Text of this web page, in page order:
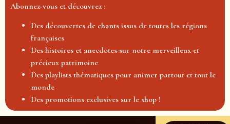
Abonnez-vous et découvrez :
Des découvertes de chants issus de toutes les régions
françaises
Des histoires et anecdotes sur notre merveilleux et
précieux patrimoine
Des playlists thématiques pour animer partout et tout le
monde
Des promotions exclusives sur le shop !